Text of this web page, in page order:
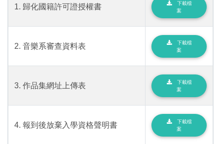
1. 歸化國籍許可證授權書
下載檔
案
2. 音樂系審查資料表
下載檔
案
3. 作品集網址上傳表
下載檔
案
4. 報到後放棄入學資格聲明書
下載檔
案